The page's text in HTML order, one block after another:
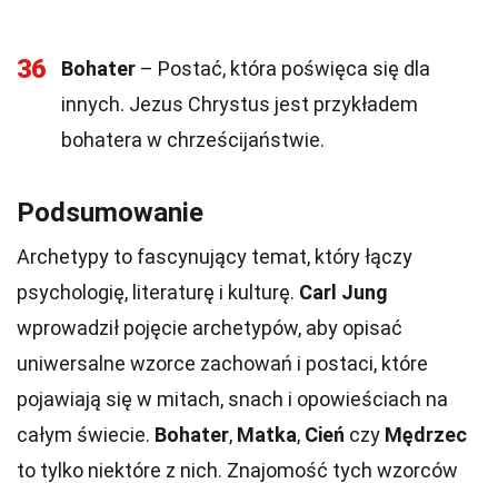
36 Bohater – Postać, która poświęca się dla
innych. Jezus Chrystus jest przykładem
bohatera w chrześcijaństwie.
Podsumowanie
Archetypy to fascynujący temat, który łączy
psychologię, literaturę i kulturę. Carl Jung
wprowadził pojęcie archetypów, aby opisać
uniwersalne wzorce zachowań i postaci, które
pojawiają się w mitach, snach i opowieściach na
całym świecie. Bohater, Matka, Cień czy Mędrzec
to tylko niektóre z nich. Znajomość tych wzorców